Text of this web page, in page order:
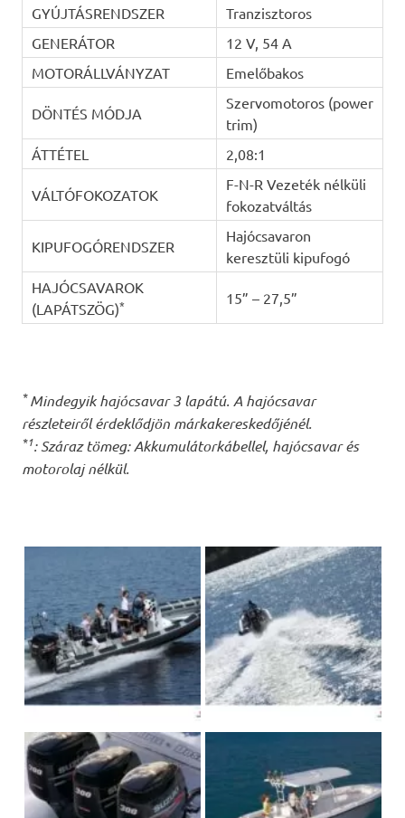
GYÚJTÁSRENDSZER
Tranzisztoros
GENERÁTOR
12 V, 54 A
MOTORÁLLVÁNYZAT
Emelőbakos
DÖNTÉS MÓDJA
Szervomotoros (power
trim)
ÁTTÉTEL
2,08:1
VÁLTÓFOKOZATOK
F-N-R Vezeték nélküli
fokozatváltás
KIPUFOGÓRENDSZER
Hajócsavaron
keresztüli kipufogó
HAJÓCSAVAROK
(LAPÁTSZÖG)* 15” – 27,5”
*Mindegyik hajócsavar 3 lapátú. A hajócsavar
részleteiről érdeklődjön márkakereskedőjénél.
*1: Száraz tömeg: Akkumulátorkábellel, hajócsavar és
motorolaj nélkül.